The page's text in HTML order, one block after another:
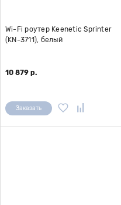
Wi-Fi роутер Keenetic Sprinter
(KN-3711), белый
10 879 р.
Заказать